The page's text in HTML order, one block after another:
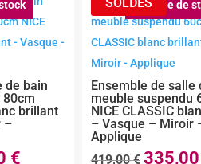
de bain
80cm
brillant
–
€Le
Rupture de
Ensemble de salle
meuble suspendu
NICE CLASSIC
– Vasque – Miroir
Applique
419,00€ Le
335,00